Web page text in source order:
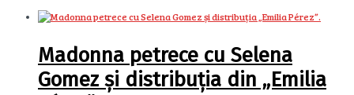
Madonna petrece cu Selena
Gomez și distribuția din „Emilia